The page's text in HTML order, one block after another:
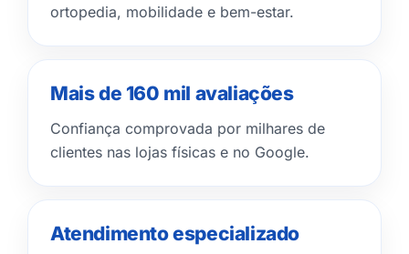
ortopedia, mobilidade e bem-estar.
Mais de 160 mil avaliações
Confiança comprovada por milhares de
clientes nas lojas físicas e no Google.
Atendimento especializado